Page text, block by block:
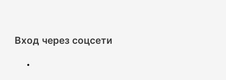
Вход через соцсети